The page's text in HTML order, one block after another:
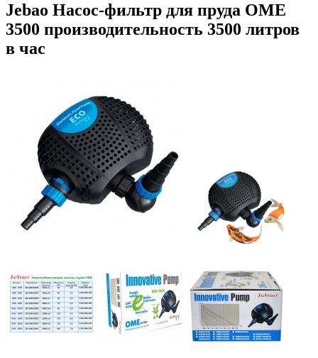
Jebao Насос-фильтр для пруда OME
3500 производительность 3500 литров
в час